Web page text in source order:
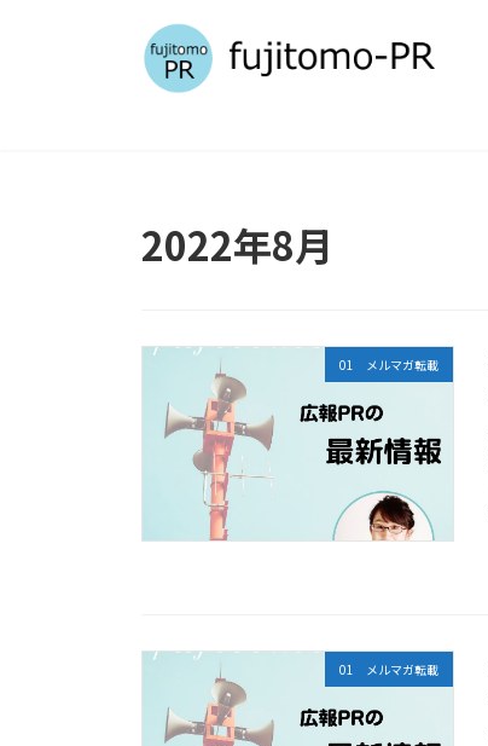
2022年8月
01 メルマガ転載
01 メルマガ転載